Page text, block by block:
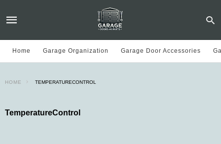
Home Garage Organization Garage Door Accessories
HOME TEMPERATURECONTROL
TemperatureControl